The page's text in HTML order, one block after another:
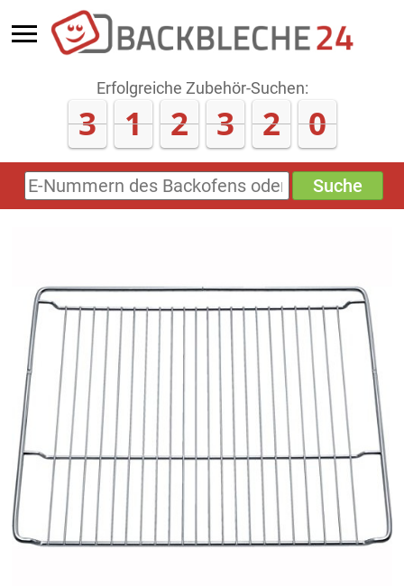
Erfolgreiche Zubehör-Suchen:
3 1 2 3 2 0
E-
Nummern
Sonderzeichen)
Suche